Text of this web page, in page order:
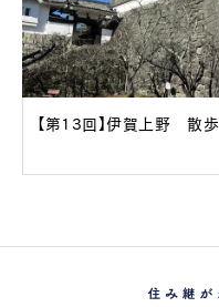
【第13回】伊賀上野 散歩